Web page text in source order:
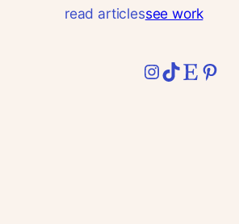
read articlessee work
Instagram
TikTok
Etsy